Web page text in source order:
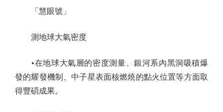
「慧眼號」
測地球大氣密度
•在地球大氣層的密度測量、銀河系內黑洞吸積爆
發的耀發機制、中子星表面核燃燒的點火位置等方面取
得豐碩成果。